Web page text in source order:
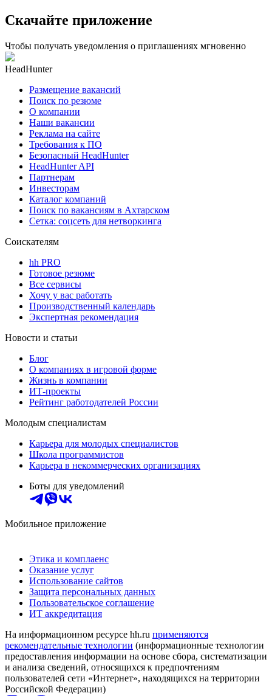
Скачайте приложение
Чтобы получать уведомления о приглашениях мгновенно
HeadHunter
Размещение вакансий
Поиск по резюме
О компании
Наши вакансии
Реклама на сайте
Требования к ПО
Безопасный HeadHunter
HeadHunter API
Партнерам
Инвесторам
Каталог компаний
Поиск по вакансиям в Ахтарском
Сетка: соцсеть для нетворкинга
Соискателям
hh PRO
Готовое резюме
Все сервисы
Хочу у вас работать
Производственный календарь
Экспертная рекомендация
Новости и статьи
Блог
О компаниях в игровой форме
Жизнь в компании
ИТ-проекты
Рейтинг работодателей России
Молодым специалистам
Карьера для молодых специалистов
Школа программистов
Карьера в некоммерческих организациях
Боты для уведомлений
Мобильное приложение
Этика и комплаенс
Оказание услуг
Использование сайтов
Защита персональных данных
Пользовательское соглашение
ИТ аккредитация
На информационном ресурсе hh.ru применяются
рекомендательные технологии (информационные технологии
предоставления информации на основе сбора, систематизации
и анализа сведений, относящихся к предпочтениям
пользователей сети «Интернет», находящихся на территории
Российской Федерации)